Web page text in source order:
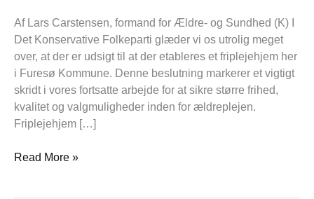
Af Lars Carstensen, formand for Ældre- og Sundhed (K) I
Det Konservative Folkeparti glæder vi os utrolig meget
over, at der er udsigt til at der etableres et friplejehjem her
i Furesø Kommune. Denne beslutning markerer et vigtigt
skridt i vores fortsatte arbejde for at sikre større frihed,
kvalitet og valgmuligheder inden for ældreplejen.
Friplejehjem […]
Et
fantastisk
skridt
fremad
Read More »